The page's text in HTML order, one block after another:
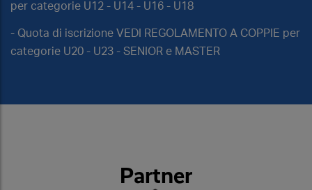
per categorie U12 - U14 - U16 - U18
- Quota di iscrizione VEDI REGOLAMENTO A COPPIE per
categorie U20 - U23 - SENIOR e MASTER
Partner